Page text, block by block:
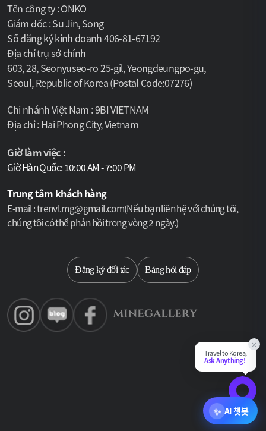
Chat
×
Travel to Korea,
Ask Anything!
Kết nối trái tim với những câu chuyện của
Hàn Quốc
Tên người dùng : Sukri nobita
Tuổi : 42 tuổi
Kinh nghiệm :
Ngôn ngữ :Tiếng Hàn, Tiếng Anh
Với 12 năm kinh nghiệm là Hướng dẫn viên Du lịch Quốc gia
Hàn Quốc được cấp phép, tôi luôn tận tâm mang văn hóa và
lịch sử Hàn Quốc trở nên sống động. Thông thạo tiếng Hàn và
tiếng Anh, tôi thiết kế những hành trình hấp dẫn, không chỉ
120,000 원 ~ (84USD )
Biến chuyến đi của bạn thành một câu
Tên công ty : ONKO
Giám đốc : Su Jin, Song
Số đăng ký kinh doanh 406-81-67192
Địa chỉ trụ sở chính
603, 28, Seonyuseo-ro 25-gil, Yeongdeungpo-gu,
Seoul, Republic of Korea (Postal Code:07276)
Chi nhánh Việt Nam : 9BI VIETNAM
Địa chỉ : Hai Phong City, Vietnam
Giờ làm việc :
Giờ Hàn Quốc: 10:00 AM - 7:00 PM
Trung tâm khách hàng
E-mail : trenvl.mg@gmail.com(Nếu bạn liên hệ với chúng tôi,
chúng tôi có thể phản hồi trong vòng 2 ngày.)
Đăng ký đối tác Bảng hỏi đáp
✨ AI 챗봇